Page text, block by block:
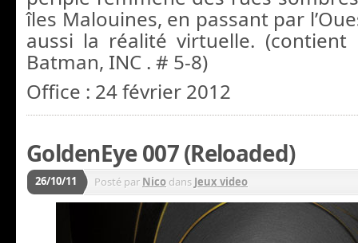
îles Malouines, en passant par
aussi la réalité virtuelle. (contient
Batman, INC . # 5-8)
Office : 24 février 2012
GoldenEye 007 (Reloaded)
26/10/11 Posté par Nico dans Jeux video